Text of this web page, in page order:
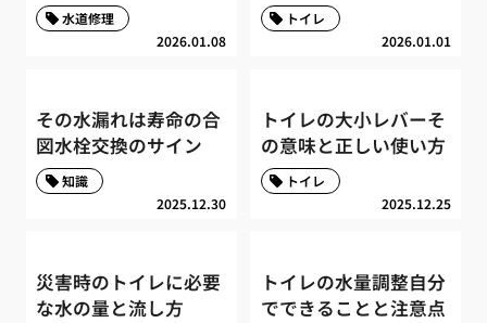
2026.01.08
水道修理
2026.01.01
トイレ
その水漏れは寿命の合
図水栓交換のサイン
2025.12.30
知識
トイレの大小レバーそ
の意味と正しい使い方
2025.12.25
トイレ
災害時のトイレに必要
な水の量と流し方
トイレの水量調整自分
でできることと注意点